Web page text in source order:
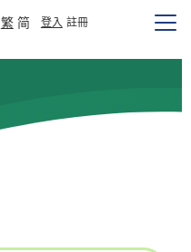
繁 简 登入 註冊